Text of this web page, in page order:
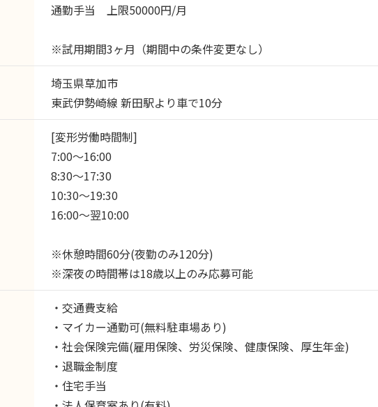
通勤手当　上限50000円/月
※試用期間3ヶ月（期間中の条件変更なし）
埼玉県草加市
東武伊勢崎線 新田駅より車で10分
[変形労働時間制]
7:00～16:00
8:30～17:30
10:30～19:30
16:00～翌10:00
※休憩時間60分(夜勤のみ120分)
※深夜の時間帯は18歳以上のみ応募可能
・交通費支給
・マイカー通勤可(無料駐車場あり)
・社会保険完備(雇用保険、労災保険、健康保険、厚生年金)
・退職金制度
・住宅手当